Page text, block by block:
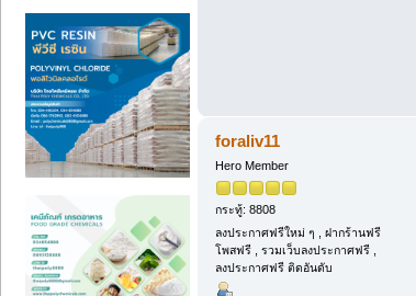
foraliv11
Hero Member
กระทู้: 8808
ลงประกาศฟรีใหม่ ๆ , ฝากร้านฟรี
โพสฟรี , รวมเว็บลงประกาศฟรี ,
ลงประกาศฟรี ติดอันดับ